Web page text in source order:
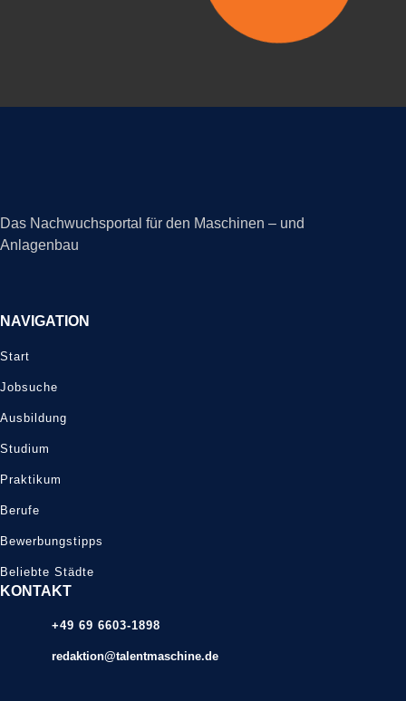
Das Nachwuchsportal für den Maschinen – und
Anlagenbau
NAVIGATION
Start
Jobsuche
Ausbildung
Studium
Praktikum
Berufe
Bewerbungstipps
Beliebte Städte
KONTAKT
+49 69 6603-1898
redaktion@talentmaschine.de